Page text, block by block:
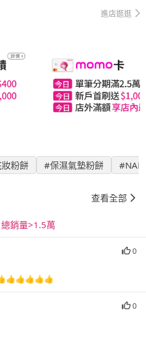
進店逛逛
粉餅 #保濕氣墊粉餅
查看全部
總銷量>1.5萬
0
0